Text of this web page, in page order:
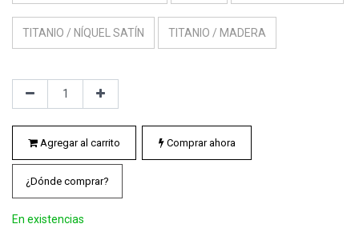
TITANIO / NÍQUEL SATÍN TITANIO / MADERA
Agregar al carrito Comprar ahora
¿Dónde comprar?
En existencias